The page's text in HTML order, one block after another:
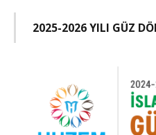
2025-2026 YILI GÜZ